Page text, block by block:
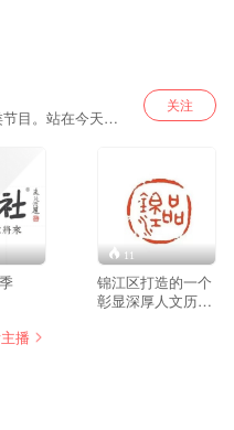
目。站在今天，
关注
11
锦江区打造的一个
彰显深厚人文历史
播